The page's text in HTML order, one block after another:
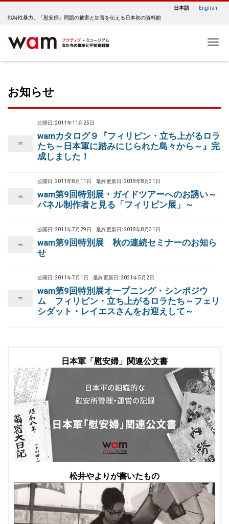
日本語
English
戦時性暴力、「慰安婦」問題の被害と加害を伝える日本初の資料館
お知らせ
公開日: 2011年11月25日
wamカタログ９『フィリピン・立ち上がるロラ
たち～日本軍に踏みにじられた島々から～』完
成しました！
公開日: 2011年8月11日 最終更新日: 2018年8月31日
wam第9回特別展・ガイドツアーへのお誘い～
パネル制作者と見る「フィリピン展」～
公開日: 2011年7月29日 最終更新日: 2018年8月31日
wam第9回特別展 秋の連続セミナーのお知ら
せ
公開日: 2011年7月1日 最終更新日: 2021年5月2日
wam第9回特別展オープニング・シンポジウ
ム フィリピン・立ち上がるロラたち～フェリ
シダット・レイエスさんをお迎えして～
日本軍「慰安婦」関連公文書
松井やよりが書いたもの